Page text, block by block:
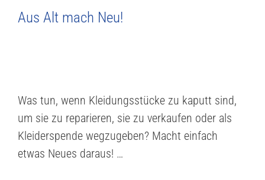
Aus Alt mach Neu!
Was tun, wenn Kleidungsstücke zu kaputt sind,
um sie zu reparieren, sie zu verkaufen oder als
Kleiderspende wegzugeben? Macht einfach
etwas Neues daraus! …